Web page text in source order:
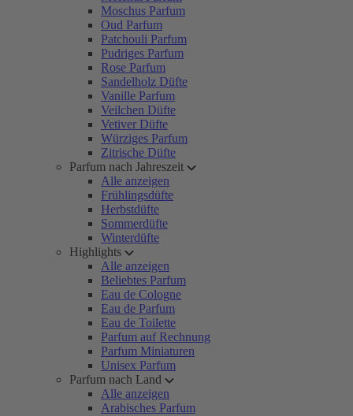
Moschus Parfum
Oud Parfum
Patchouli Parfum
Pudriges Parfum
Rose Parfum
Sandelholz Düfte
Vanille Parfum
Veilchen Düfte
Vetiver Düfte
Würziges Parfum
Zitrische Düfte
Parfum nach Jahreszeit
Alle anzeigen
Frühlingsdüfte
Herbstdüfte
Sommerdüfte
Winterdüfte
Highlights
Alle anzeigen
Beliebtes Parfum
Eau de Cologne
Eau de Parfum
Eau de Toilette
Parfum auf Rechnung
Parfum Miniaturen
Unisex Parfum
Parfum nach Land
Alle anzeigen
Arabisches Parfum